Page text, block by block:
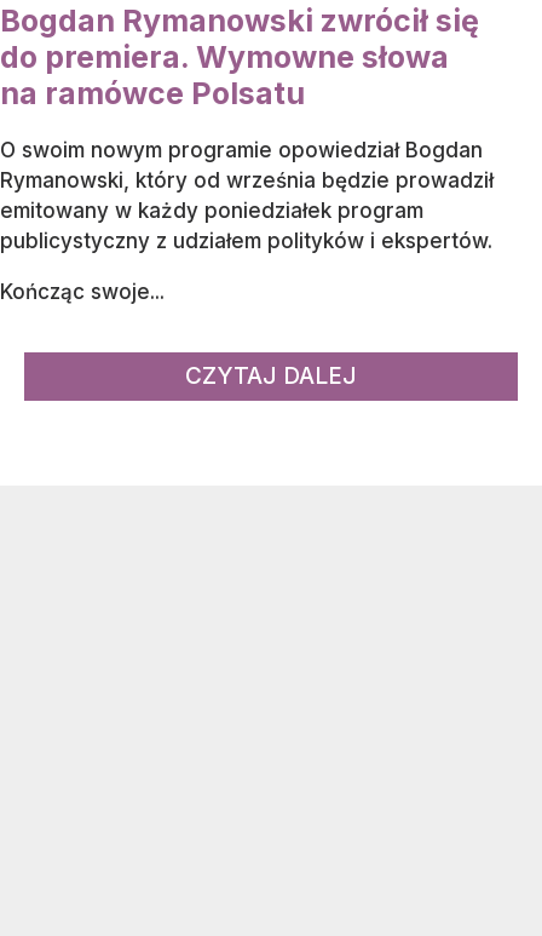
Bogdan Rymanowski zwrócił się
do premiera. Wymowne słowa
na ramówce Polsatu
O swoim nowym programie opowiedział Bogdan
Rymanowski, który od września będzie prowadził
emitowany w każdy poniedziałek program
publicystyczny z udziałem polityków i ekspertów.
Kończąc swoje...
CZYTAJ DALEJ